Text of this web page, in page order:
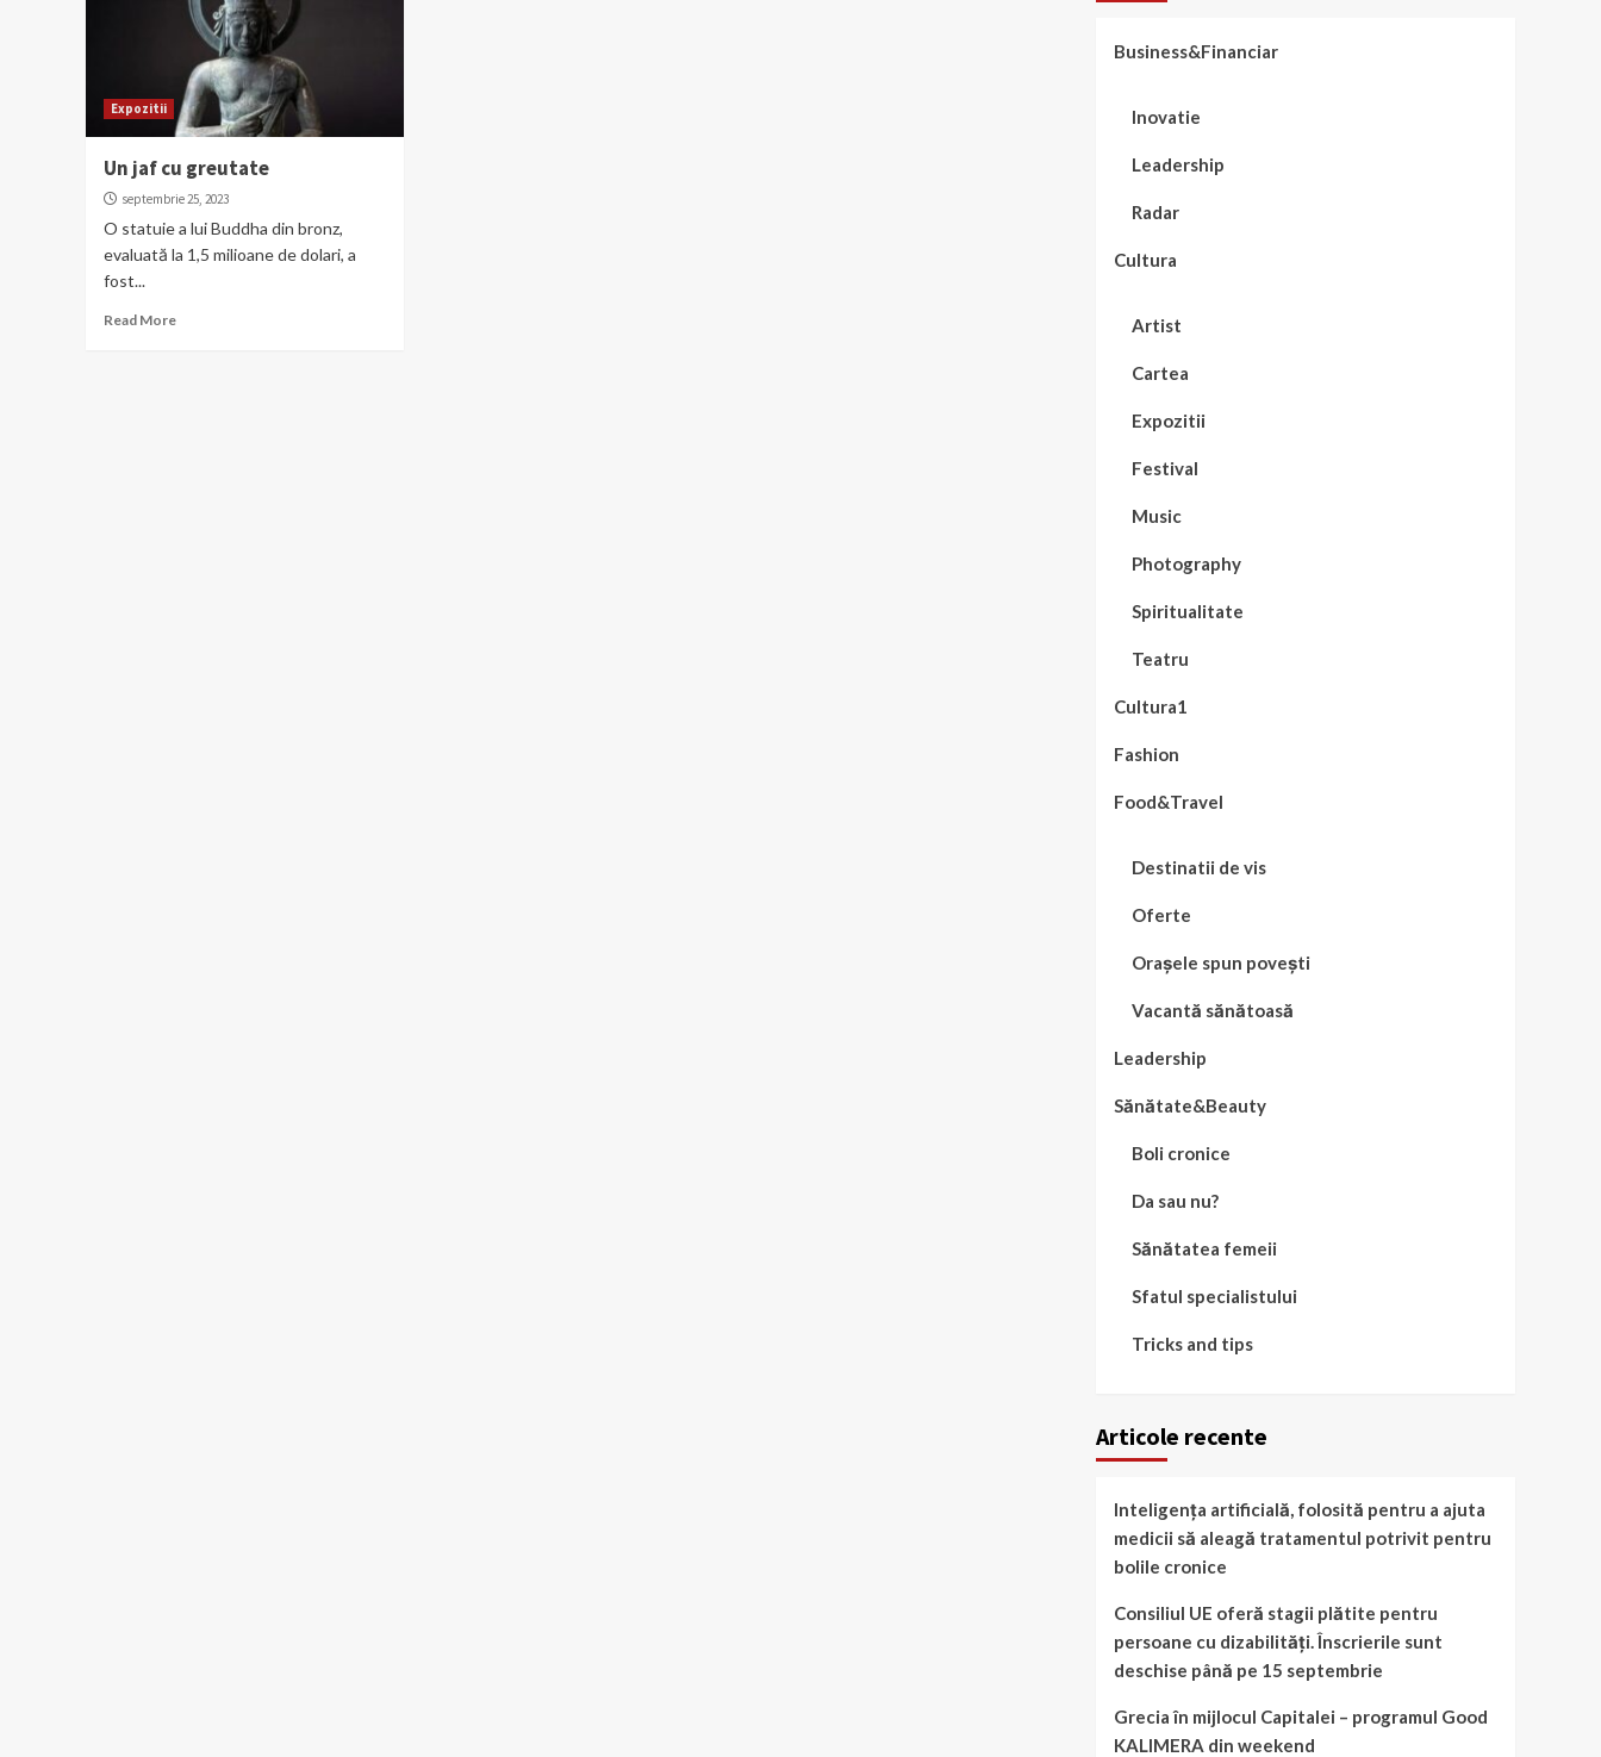
Expozitii
Un jaf cu greutate
septembrie 25, 2023
O statuie a lui Buddha din bronz,
evaluată la 1,5 milioane de dolari, a
fost...
Read More
Business&Financiar
Inovatie
Leadership
Radar
Cultura
Artist
Cartea
Expozitii
Festival
Music
Photography
Spiritualitate
Teatru
Cultura1
Fashion
Food&Travel
Destinatii de vis
Oferte
Orașele spun povești
Vacantă sănătoasă
Leadership
Sănătate&Beauty
Boli cronice
Da sau nu?
Sănătatea femeii
Sfatul specialistului
Tricks and tips
Articole recente
Inteligența artificială, folosită pentru a ajuta
medicii să aleagă tratamentul potrivit pentru
bolile cronice
Consiliul UE oferă stagii plătite pentru
persoane cu dizabilități. Înscrierile sunt
deschise până pe 15 septembrie
Grecia în mijlocul Capitalei – programul Good
KALIMERA din weekend